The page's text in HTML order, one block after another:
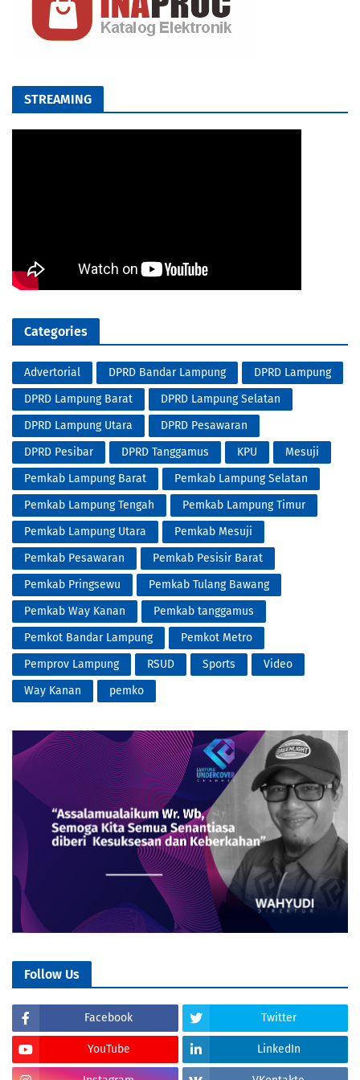
STREAMING
Categories
Advertorial DPRD Bandar Lampung
DPRD Lampung
DPRD Lampung Barat
DPRD Lampung Selatan
DPRD Lampung Utara
DPRD Pesawaran
DPRD Pesibar
DPRD Tanggamus KPU
Mesuji
Pemkab Lampung Barat
Pemkab Lampung Selatan
Pemkab Lampung Tengah
Pemkab Lampung Timur
Pemkab Lampung Utara
Pemkab Mesuji
Pemkab Pesawaran
Pemkab Pesisir Barat
Pemkab Pringsewu
Pemkab Tulang Bawang
Pemkab Way Kanan
Pemkab tanggamus
Pemkot Bandar Lampung
Pemkot Metro
Pemprov Lampung
RSUD Sports
Video
Way Kanan
pemko
Follow Us
Facebook Twitter
YouTube LinkedIn